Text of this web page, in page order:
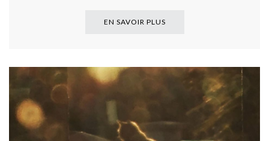
EN SAVOIR PLUS